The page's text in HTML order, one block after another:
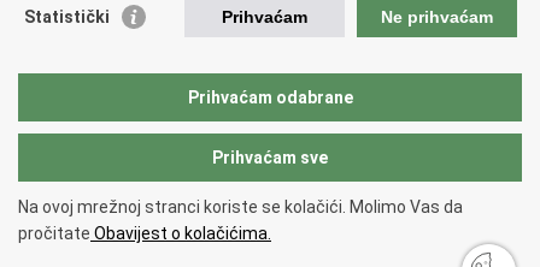
Hrvatska odvjetnička komora
Europski pravosudni portal
Copyright © 2026 Ministarstvo pravosuđa, uprave i digitalne
transformacije Republike Hrvatske.
pristupačnosti.
Statistički Prihvaćam Ne prihvaćam
Prihvaćam odabrane
Prihvaćam sve
Na ovoj mrežnoj stranci koriste se kolačići. Molimo Vas da
pročitate Obavijest o kolačićima.